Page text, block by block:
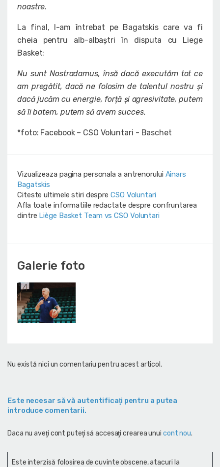
noastre.
La final, l-am întrebat pe Bagatskis care va fi
cheia pentru alb-albaștri în disputa cu Liege
Basket:
Nu sunt Nostradamus, însă dacă executăm tot ce
am pregătit, dacă ne folosim de talentul nostru și
dacă jucăm cu energie, forță și agresivitate, putem
să îi batem, putem să avem succes.
*foto: Facebook – CSO Voluntari - Baschet
Vizualizeaza pagina personala a antrenorului Ainars
Bagatskis
Citeste ultimele stiri despre CSO Voluntari
Afla toate informatiile redactate despre confruntarea
dintre Liège Basket Team vs CSO Voluntari
Galerie foto
Nu există nici un comentariu pentru acest articol.
Este necesar să vă autentificaţi pentru a putea
introduce comentarii.
Daca nu aveţi cont puteţi să accesaţi crearea unui cont nou.
Este interzisă folosirea de cuvinte obscene, atacuri la